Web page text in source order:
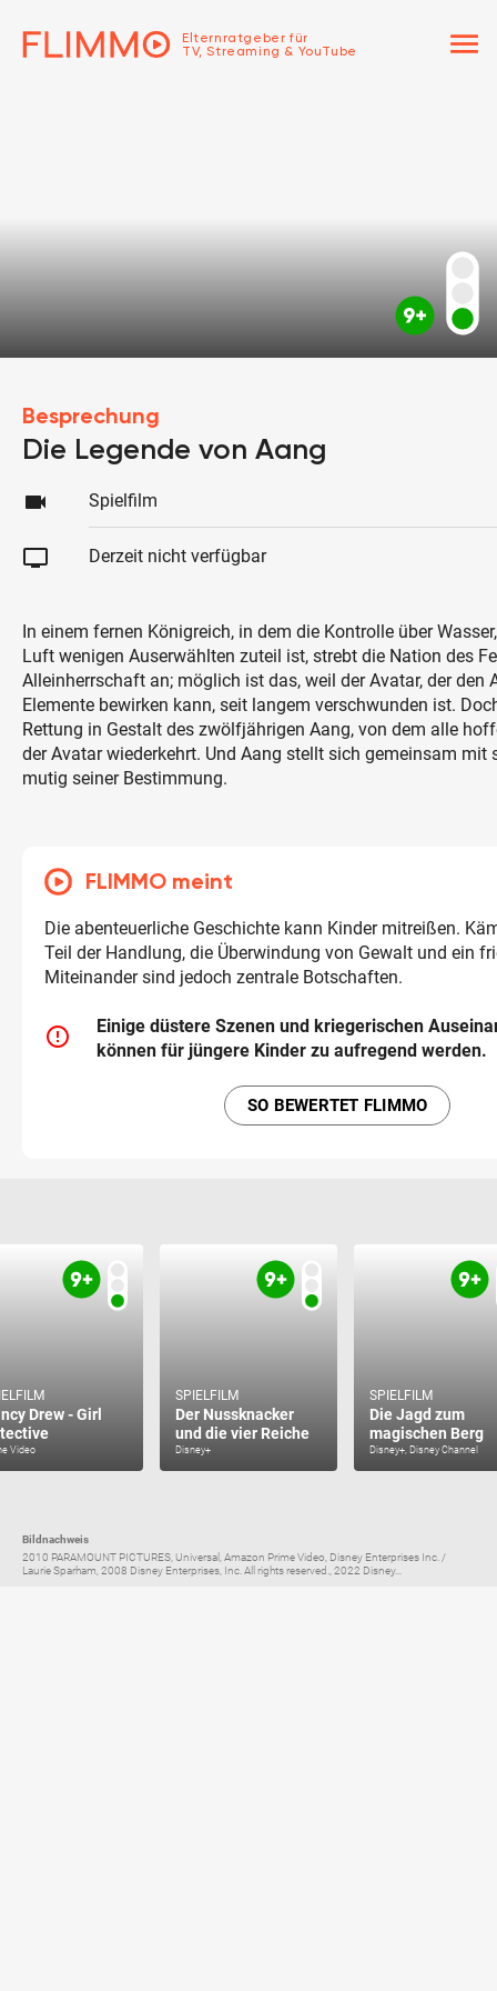
Elternratgeber für
TV, Streaming & YouTube
menu
Besprechung
Die Legende von Aang
videocam Spielfilm
tv Derzeit nicht verfügbar
In einem fernen Königreich, in dem die Kontrolle über
Luft wenigen Auserwählten zuteil ist, strebt die Nation des
Alleinherrschaft an; möglich ist das, weil der Avatar, der den
Elemente bewirken kann, seit langem verschwunden ist.
Rettung in Gestalt des zwölfjährigen Aang, von dem alle
der Avatar wiederkehrt. Und Aang stellt sich gemeinsam mit
mutig seiner Bestimmung.
FLIMMO meint
Die abenteuerliche Geschichte kann Kinder mitreißen.
Teil der Handlung, die Überwindung von Gewalt und ein
Miteinander sind jedoch zentrale Botschaften.
error_outline
Einige düstere Szenen und kriegerischen
können für jüngere Kinder zu aufregend werden.
SO BEWERTET FLIMMO
Drew - Girl
Video
SPIELFILM
Der Nussknacker
und die vier Reiche
Disney+
SPIELFILM
Die Jagd zum
magischen Berg
Disney+, Disney Channel
Bildnachweis
2010 PARAMOUNT PICTURES, Universal, Amazon Prime Video, Disney Enterprises Inc. /
Laurie Sparham, 2008 Disney Enterprises, Inc. All rights reserved., 2022 Disney...